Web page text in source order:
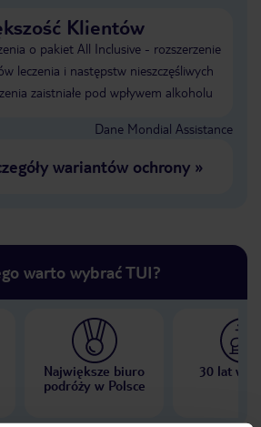
Klientów
o pakiet All Inclusive - rozszerzenie
leczenia i następstw nieszczęśliwych
zaistniałe pod wpływem alkoholu
Dane Mondial Assistance
wariantów ochrony»
warto wybrać TUI?
Największe biuro
podróży w Polsce
30 lat w